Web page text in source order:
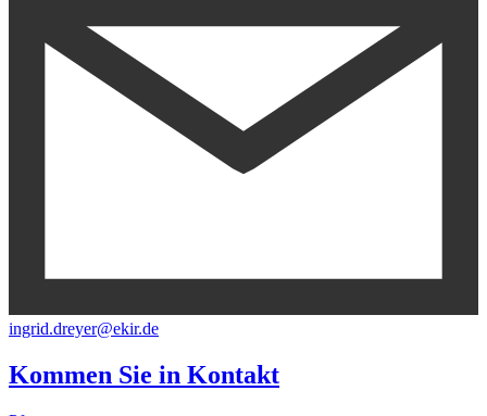
ingrid.dreyer@ekir.de
Kommen Sie in Kontakt